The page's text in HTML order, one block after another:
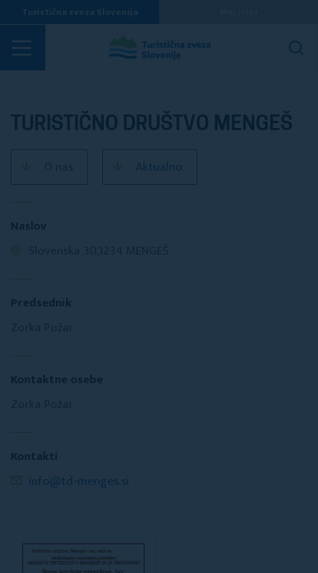
Turistična zveza Slovenija
Turistična društva
TURISTIČNO DRUŠTVO MENGEŠ
O nas Aktualno
Naslov
Predsednik
Kontaktne osebe
Kontakti
info@td-menges.si